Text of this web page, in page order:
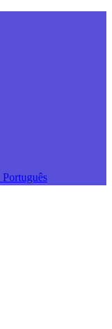
Português